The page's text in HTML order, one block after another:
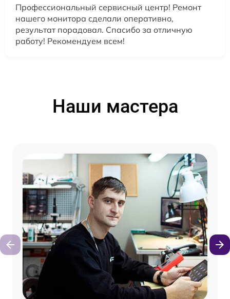
Профессиональный сервисный центр! Ремонт
нашего монитора сделали оперативно,
результат порадовал. Спасибо за отличную
работу! Рекомендуем всем!
Наши мастера